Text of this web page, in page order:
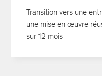
Transition vers une
une mise en œuvre
sur 12 mois